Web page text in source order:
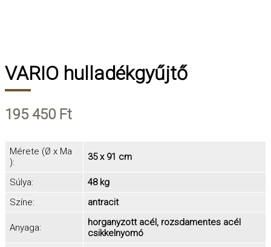
VARIO hulladékgyűjtő
195 450 Ft
Mérete (Ø x Ma
):
35 x 91 cm
Súlya:
48 kg
Színe:
antracit
Anyaga:
horganyzott acél , rozsdamentes acél
csikkelnyomó